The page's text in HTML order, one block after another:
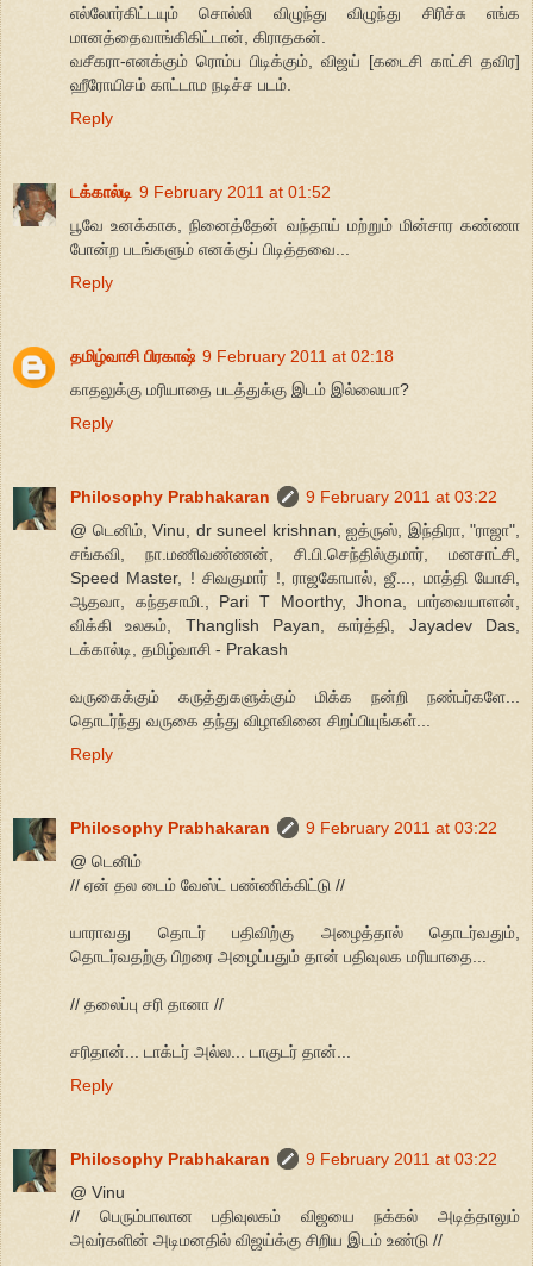
எல்லோர்கிட்டயும் சொல்லி விழுந்து விழுந்து சிரிச்சு எங்க
மானத்தைவாங்கிகிட்டான், கிராதகன்.
வசீகரா-எனக்கும் ரொம்ப பிடிக்கும், விஜய் [கடைசி காட்சி தவிர]
ஹீரோயிசம் காட்டாம நடிச்ச படம்.
Reply
டக்கால்டி 9 February 2011 at 01:52
பூவே உனக்காக, நினைத்தேன் வந்தாய் மற்றும் மின்சார கண்ணா
போன்ற படங்களும் எனக்குப் பிடித்தவை...
Reply
தமிழ்வாசி பிரகாஷ் 9 February 2011 at 02:18
காதலுக்கு மரியாதை படத்துக்கு இடம் இல்லையா?
Reply
Philosophy Prabhakaran
9 February 2011 at 03:22
@ டெனிம், Vinu, dr suneel krishnan, ஐத்ருஸ், இந்திரா, "ராஜா",
சங்கவி, நா.மணிவண்ணன், சி.பி.செந்தில்குமார், மனசாட்சி,
Speed Master, ! சிவகுமார் !, ராஜகோபால், ஜீ..., மாத்தி யோசி,
ஆதவா, கந்தசாமி., Pari T Moorthy, Jhona, பார்வையாளன்,
விக்கி உலகம், Thanglish Payan, கார்த்தி, Jayadev Das,
டக்கால்டி, தமிழ்வாசி - Prakash
வருகைக்கும் கருத்துகளுக்கும் மிக்க நன்றி நண்பர்களே...
தொடர்ந்து வருகை தந்து விழாவினை சிறப்பியுங்கள்...
Reply
Philosophy Prabhakaran
9 February 2011 at 03:22
@ டெனிம்
// ஏன் தல டைம் வேஸ்ட் பண்ணிக்கிட்டு //
யாராவது தொடர் பதிவிற்கு அழைத்தால் தொடர்வதும்,
தொடர்வதற்கு பிறரை அழைப்பதும் தான் பதிவுலக மரியாதை...
// தலைப்பு சரி தானா //
சரிதான்... டாக்டர் அல்ல... டாகுடர் தான்...
Reply
Philosophy Prabhakaran
9 February 2011 at 03:22
@ Vinu
// பெரும்பாலான பதிவுலகம் விஜயை நக்கல் அடித்தாலும்
அவர்களின் அடிமனதில் விஜய்க்கு சிறிய இடம் உண்டு //